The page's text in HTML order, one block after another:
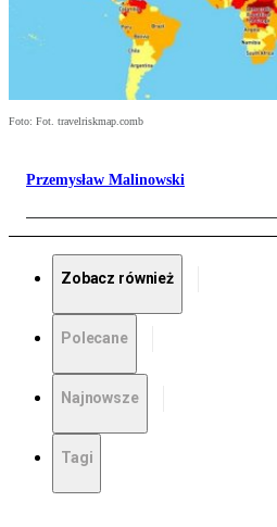
Foto: Fot. travelriskmap.comb
Przemysław Malinowski
Zobacz również
Polecane
Najnowsze
Tagi